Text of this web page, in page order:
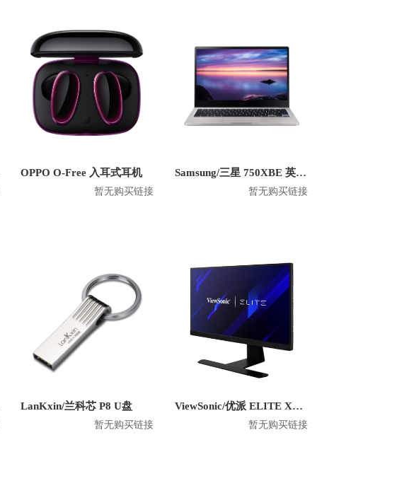
OPPO O-Free 入耳式耳机
暂无购买链接
Samsung/三星 750XBE 英特尔版 2019款 15.6英寸笔记本
暂无购买链接
LanKxin/兰科芯 P8 U盘
暂无购买链接
ViewSonic/优派 ELITE XG320U 4k 32英寸显示器
暂无购买链接